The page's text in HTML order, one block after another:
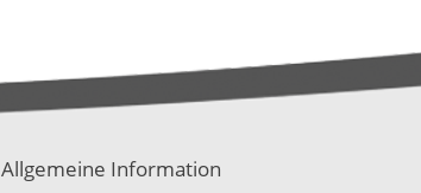
Allgemeine Information